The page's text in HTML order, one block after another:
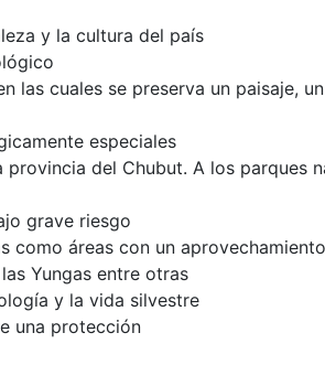
y la cultura del país
las cuales se preserva un paisaje,
especiales
del Chubut. A los parques
grave riesgo
áreas con un
Yungas entre otras
y la vida silvestre
una protección